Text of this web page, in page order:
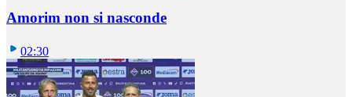
Amorim non si nasconde
02:30